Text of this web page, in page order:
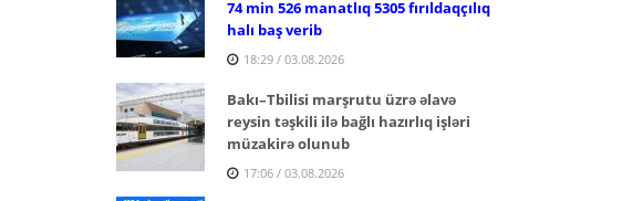
74 min 526 manatlıq 5305 fırıldaqçılıq
halı baş verib
18:29 / 03.08.2026
Bakı–Tbilisi marşrutu üzrə əlavə
reysin təşkili ilə bağlı hazırlıq işləri
müzakirə olunub
17:06 / 03.08.2026